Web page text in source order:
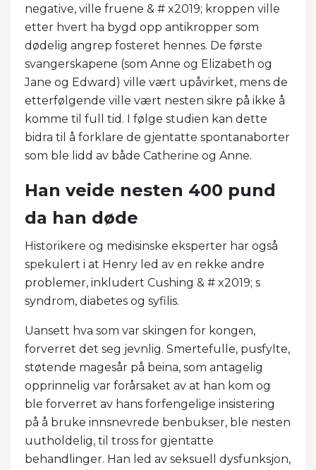
negative, ville fruene & # x2019; kroppen ville
etter hvert ha bygd opp antikropper som
dødelig angrep fosteret hennes. De første
svangerskapene (som Anne og Elizabeth og
Jane og Edward) ville vært upåvirket, mens de
etterfølgende ville vært nesten sikre på ikke å
komme til full tid. I følge studien kan dette
bidra til å forklare de gjentatte spontanaborter
som ble lidd av både Catherine og Anne.
Han veide nesten 400 pund
da han døde
Historikere og medisinske eksperter har også
spekulert i at Henry led av en rekke andre
problemer, inkludert Cushing & # x2019; s
syndrom, diabetes og syfilis.
Uansett hva som var skingen for kongen,
forverret det seg jevnlig. Smertefulle, pusfylte,
støtende magesår på beina, som antagelig
opprinnelig var forårsaket av at han kom og
ble forverret av hans forfengelige insistering
på å bruke innsnevrede benbukser, ble nesten
uutholdelig, til tross for gjentatte
behandlinger. Han led av seksuell dysfunksjon,